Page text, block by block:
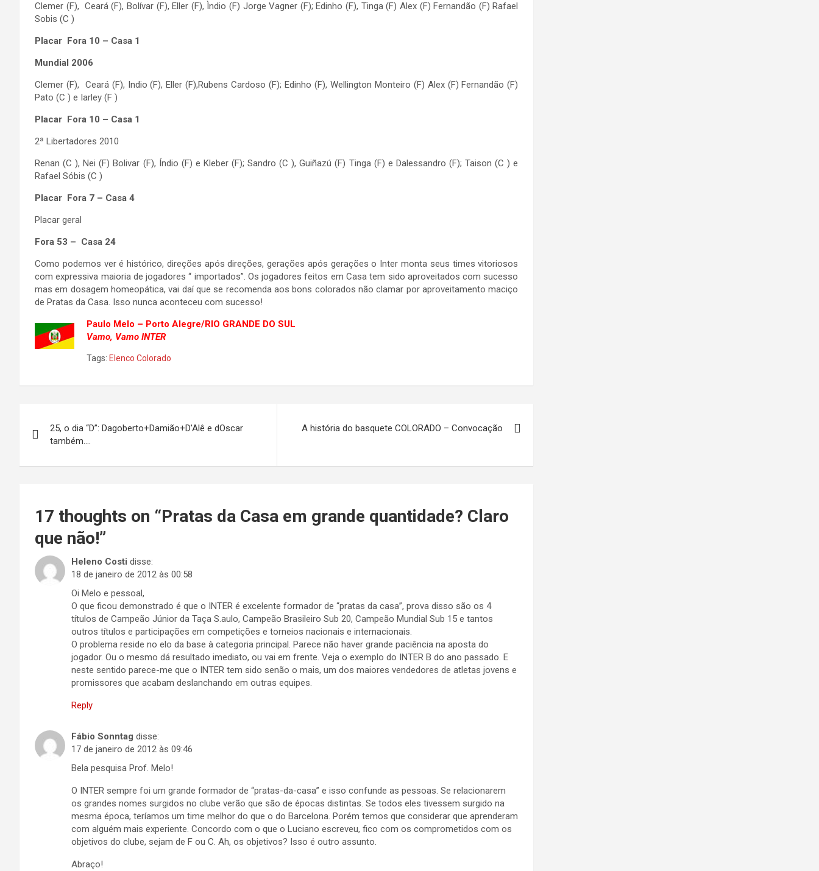
Clemer (F), Ceará (F), Bolívar (F), Eller (F), Ìndio (F) Jorge Vagner (F); Edinho (F), Tinga (F) Alex (F) Fernandão (F) Rafael
Sobis (C )
Placar Fora 10 – Casa 1
Mundial 2006
Clemer (F), Ceará (F), Indio (F), Eller (F),Rubens Cardoso (F); Edinho (F), Wellington Monteiro (F) Alex (F) Fernandão (F)
Pato (C ) e Iarley (F )
Placar Fora 10 – Casa 1
2ª Libertadores 2010
Renan (C ), Nei (F) Bolivar (F), Índio (F) e Kleber (F); Sandro (C ), Guiñazú (F) Tinga (F) e Dalessandro (F); Taison (C ) e
Rafael Sóbis (C )
Placar Fora 7 – Casa 4
Placar geral
Fora 53 – Casa 24
Como podemos ver é histórico, direções após direções, gerações após gerações o Inter monta seus times vitoriosos
com expressiva maioria de jogadores “ importados”. Os jogadores feitos em Casa tem sido aproveitados com sucesso
mas em dosagem homeopática, vai daí que se recomenda aos bons colorados não clamar por aproveitamento maciço
de Pratas da Casa. Isso nunca aconteceu com sucesso!
Paulo Melo – Porto Alegre/RIO GRANDE DO SUL
Vamo, Vamo INTER
Tags: Elenco Colorado
de
Post
25, o dia “D”: Dagoberto+Damião+D’Alê e dOscar
também….
A história do basquete COLORADO – Convocação
17 thoughts on “Pratas da Casa em grande quantidade? Claro
que não!”
Heleno Costi disse:
18 de janeiro de 2012 às 00:58
Oi Melo e pessoal,
O que ficou demonstrado é que o INTER é excelente formador de “pratas da casa”, prova disso são os 4
títulos de Campeão Júnior da Taça S.aulo, Campeão Brasileiro Sub 20, Campeão Mundial Sub 15 e tantos
outros títulos e participações em competições e torneios nacionais e internacionais.
O problema reside no elo da base à categoria principal. Parece não haver grande paciência na aposta do
jogador. Ou o mesmo dá resultado imediato, ou vai em frente. Veja o exemplo do INTER B do ano passado. E
neste sentido parece-me que o INTER tem sido senão o mais, um dos maiores vendedores de atletas jovens e
promissores que acabam deslanchando em outras equipes.
Reply
Fábio Sonntag disse:
17 de janeiro de 2012 às 09:46
Bela pesquisa Prof. Melo!
O INTER sempre foi um grande formador de “pratas-da-casa” e isso confunde as pessoas. Se relacionarem
os grandes nomes surgidos no clube verão que são de épocas distintas. Se todos eles tivessem surgido na
mesma época, teríamos um time melhor do que o do Barcelona. Porém temos que considerar que aprenderam
com alguém mais experiente. Concordo com o que o Luciano escreveu, fico com os comprometidos com os
objetivos do clube, sejam de F ou C. Ah, os objetivos? Isso é outro assunto.
Abraço!